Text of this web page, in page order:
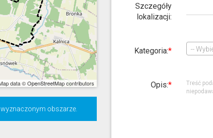
data © OpenStreetMap contributors
obszarze.
Szczegóły
lokalizacji:
Kategoria: --
Opis: